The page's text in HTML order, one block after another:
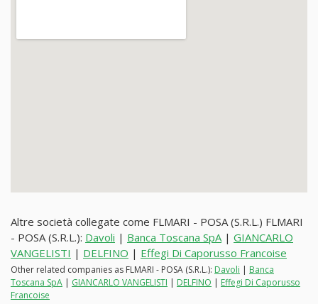
Altre società collegate come FLMARI - POSA (S.R.L.) FLMARI
- POSA (S.R.L.): Davoli | Banca Toscana SpA | GIANCARLO
VANGELISTI | DELFINO | Effegi Di Caporusso Francoise
Other related companies as FLMARI - POSA (S.R.L.): Davoli | Banca
Toscana SpA | GIANCARLO VANGELISTI | DELFINO | Effegi Di Caporusso
Francoise